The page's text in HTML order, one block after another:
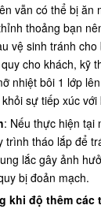
vẫn có thể bị ăn
thoảng bạn
vệ sinh tránh
cho khách, kỹ
nhiệt bôi 1 lớp
sự tiếp xúc với
: Nếu thực hiện tại
trình tháo lắp để
lắc gây ảnh
bị đoản mạch.
khi độ thêm các